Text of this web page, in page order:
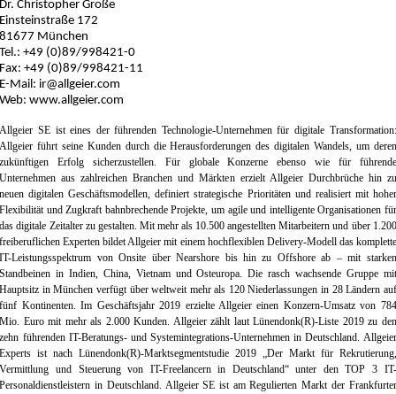
Dr. Christopher Große
Einsteinstraße 172
81677 München
Tel.: +49 (0)89/998421-0
Fax: +49 (0)89/998421-11
E-Mail: ir@allgeier.com
Web: www.allgeier.com
Allgeier SE ist eines der führenden Technologie-Unternehmen für digitale Transformation:
Allgeier führt seine Kunden durch die Herausforderungen des digitalen Wandels, um deren
zukünftigen Erfolg sicherzustellen. Für globale Konzerne ebenso wie für führende
Unternehmen aus zahlreichen Branchen und Märkten erzielt Allgeier Durchbrüche hin zu
neuen digitalen Geschäftsmodellen, definiert strategische Prioritäten und realisiert mit hoher
Flexibilität und Zugkraft bahnbrechende Projekte, um agile und intelligente Organisationen für
das digitale Zeitalter zu gestalten. Mit mehr als 10.500 angestellten Mitarbeitern und über 1.200
freiberuflichen Experten bildet Allgeier mit einem hochflexiblen Delivery-Modell das komplette
IT-Leistungsspektrum von Onsite über Nearshore bis hin zu Offshore ab – mit starken
Standbeinen in Indien, China, Vietnam und Osteuropa. Die rasch wachsende Gruppe mit
Hauptsitz in München verfügt über weltweit mehr als 120 Niederlassungen in 28 Ländern auf
fünf Kontinenten. Im Geschäftsjahr 2019 erzielte Allgeier einen Konzern-Umsatz von 784
Mio. Euro mit mehr als 2.000 Kunden. Allgeier zählt laut Lünendonk(R)-Liste 2019 zu den
zehn führenden IT-Beratungs- und Systemintegrations-Unternehmen in Deutschland. Allgeier
Experts ist nach Lünendonk(R)-Marktsegmentstudie 2019 „Der Markt für Rekrutierung,
Vermittlung und Steuerung von IT-Freelancern in Deutschland“ unter den TOP 3 IT-
Personaldienstleistern in Deutschland. Allgeier SE ist am Regulierten Markt der Frankfurter